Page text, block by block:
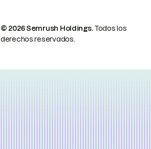
© 2026 Semrush Holdings.Todos los
derechos reservados.